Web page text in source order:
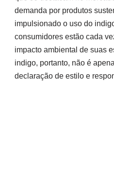
demanda por produtos
impulsionado o uso do
consumidores estão cada
impacto ambiental de suas
indigo, portanto, não é
declaração de estilo e